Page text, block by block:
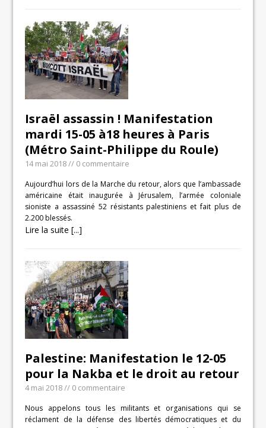
Israël assassin ! Manifestation
mardi 15-05 à18 heures à Paris
(Métro Saint-Philippe du Roule)
14 mai 2018// 0 commentaire
Aujourd’hui lors de la Marche du retour, alors que l’ambassade
américaine était inaugurée à Jérusalem, l’armée coloniale
sioniste a assassiné 52 résistants palestiniens et fait plus de
2.200 blessés.
Lire la suite [...]
Palestine: Manifestation le 12-05
pour la Nakba et le droit au retour
4 mai 2018// 0 commentaire
Nous appelons tous les militants et organisations qui se
réclament de la défense des libertés démocratiques et du